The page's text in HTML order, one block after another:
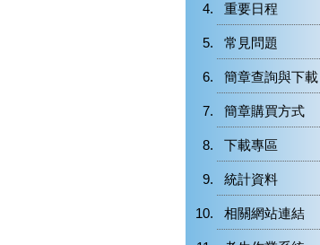
重要日程
常見問題
簡章查詢與下載
簡章購買方式
下載專區
統計資料
相關網站連結